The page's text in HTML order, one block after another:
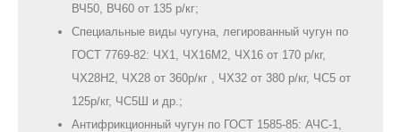
ВЧ50, ВЧ60 от 135 р/кг;
Специальные виды чугуна, легированный чугун по
ГОСТ 7769-82: ЧХ1, ЧХ16М2, ЧХ16 от 170 р/кг,
ЧХ28Н2, ЧХ28 от 360р/кг , ЧХ32 от 380 р/кг, ЧС5 от
125р/кг, ЧС5Ш и др.;
Антифрикционный чугун по ГОСТ 1585-85: АЧС-1,